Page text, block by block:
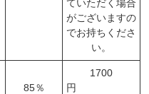
ていただく場合
がございますの
でお持ちくださ
い。
85％
1700
円